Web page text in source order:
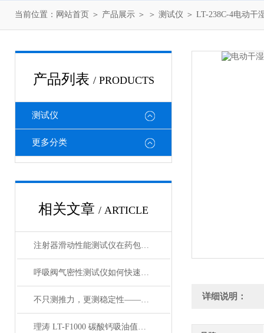
当前位置： 网站首页 ＞ 产品展示 ＞ ＞ 测试仪 ＞ LT-238C-4电动干
产品列表 / PRODUCTS
测试仪
更多分类
相关文章 / ARTICLE
注射器滑动性能测试仪在药包材检测中的应用
呼吸阀气密性测试仪如何快速判断呼吸阀是否失效？
不只测推力，更测稳定性——注射器滑动性能测试仪全面解析
理涛 LT-F1000 碳酸钙吸油值测试仪 介绍说明
详细说明：